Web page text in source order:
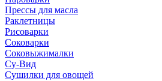
Прессы для масла
Раклетницы
Рисоварки
Соковарки
Соковыжималки
Су-Вид
Сушилки для овощей